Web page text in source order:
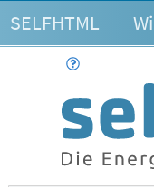
SELFHTML